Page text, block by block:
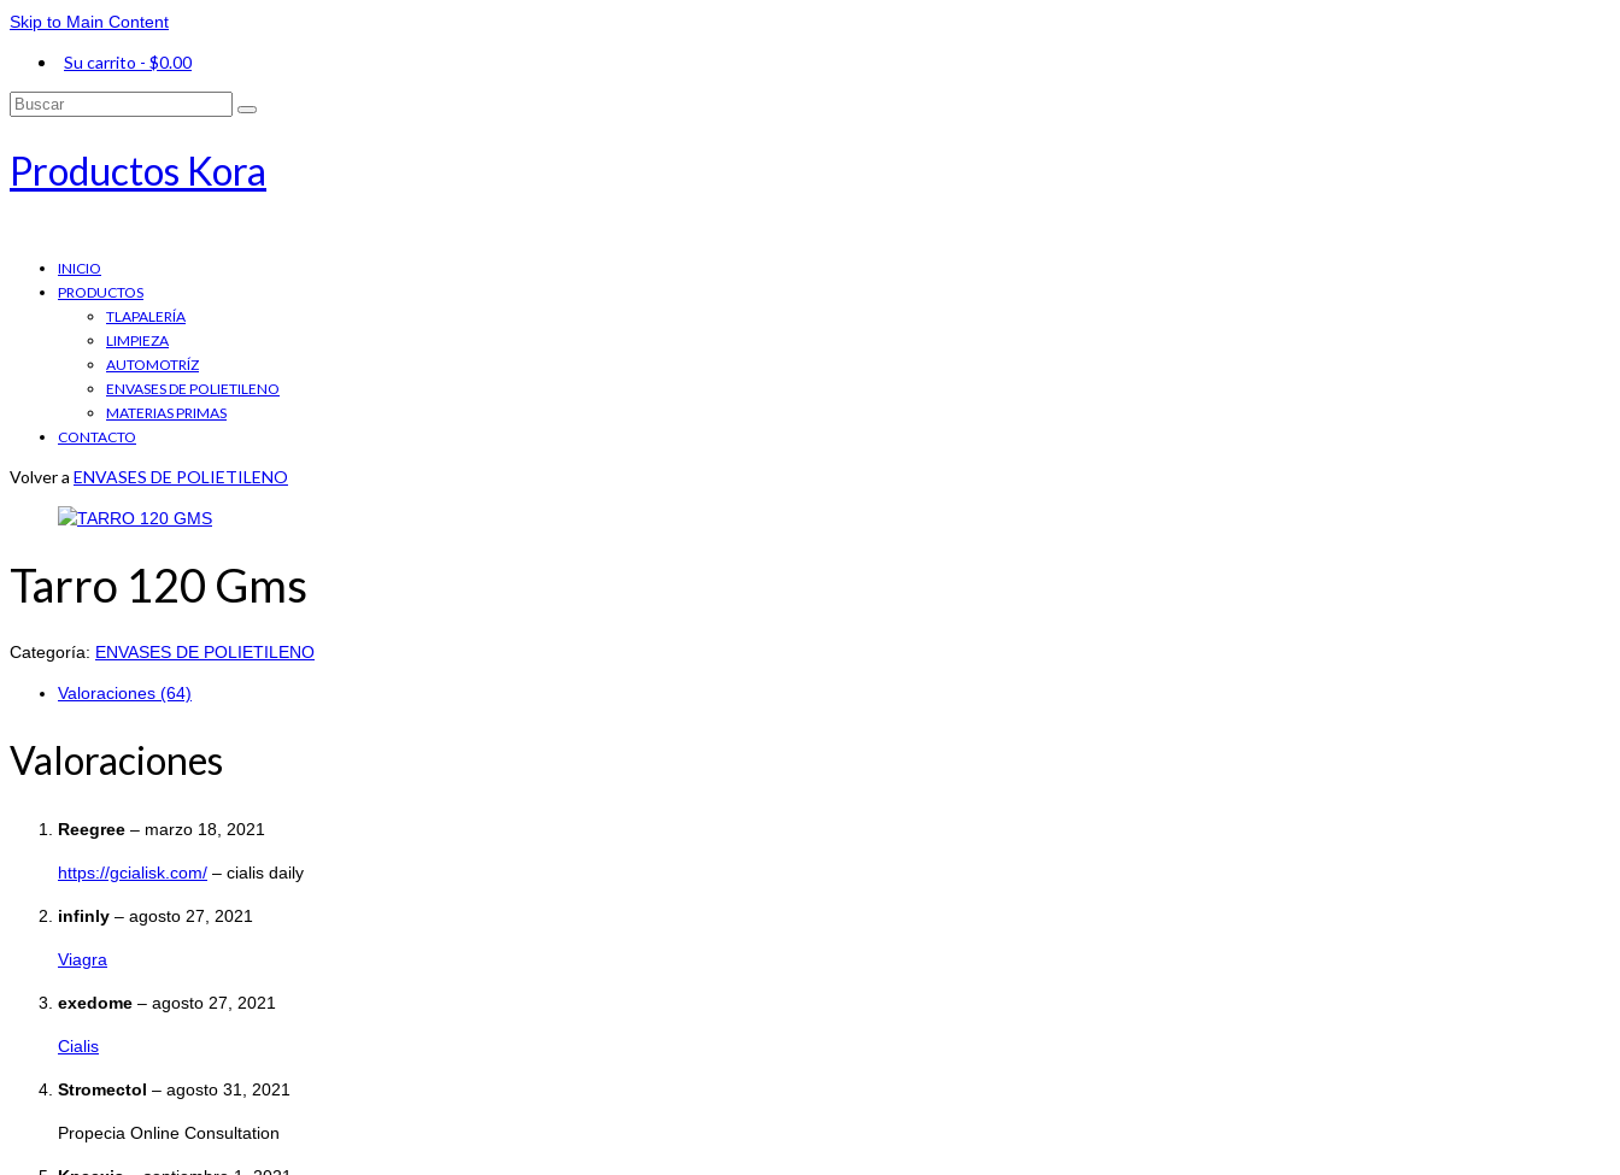
Skip to Main Content
Su carrito - $0.00
Buscar
Productos Kora
INICIO
PRODUCTOS
TLAPALERÍA
LIMPIEZA
AUTOMOTRÍZ
ENVASES DE POLIETILENO
MATERIAS PRIMAS
CONTACTO
Volver a ENVASES DE POLIETILENO
Tarro 120 Gms
Categoría: ENVASES DE POLIETILENO
Valoraciones (64)
Valoraciones
Reegree – marzo 18, 2021
https://gcialisk.com/ – cialis daily
infinly – agosto 27, 2021
Viagra
exedome – agosto 27, 2021
Cialis
Stromectol – agosto 31, 2021
Propecia Online Consultation